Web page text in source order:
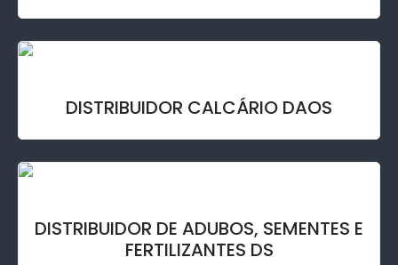
DISTRIBUIDOR CALCÁRIO DAOS
DISTRIBUIDOR DE ADUBOS, SEMENTES E
FERTILIZANTES DS